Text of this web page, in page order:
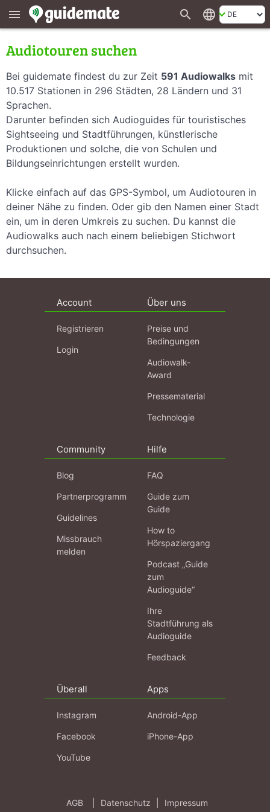
menu search language
Audiotouren suchen
Bei guidemate findest du zur Zeit 591 Audiowalks mit
10.517 Stationen in 296 Städten, 28 Ländern und 31
Sprachen.
Darunter befinden sich Audioguides für touristisches
Sightseeing und Stadtführungen, künstlerische
Produktionen und solche, die von Schulen und
Bildungseinrichtungen erstellt wurden.
Klicke einfach auf das GPS-Symbol, um Audiotouren in
deiner Nähe zu finden. Oder gib den Namen einer Stadt
ein, um in deren Umkreis zu suchen. Du kannst die
Audiowalks auch nach einem beliebigen Stichwort
durchsuchen.
Account
Registrieren
Login
Über uns
Preise und
Bedingungen
Audiowalk-
Award
Pressematerial
Technologie
Community
Blog
Partnerprogramm
Guidelines
Missbrauch
melden
Hilfe
FAQ
Guide zum
Guide
How to
Hörspaziergang
Podcast „Guide
zum
Audioguide“
Ihre
Stadtführung als
Audioguide
Feedback
Überall
Instagram
Facebook
YouTube
Apps
Android-App
iPhone-App
AGB Datenschutz Impressum